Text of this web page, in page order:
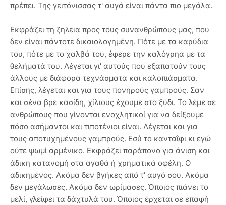
πρέπει. Της γειτόνισσας τ' αυγά είναι πάντα πιο μεγάλα.
Εκφράζει τη ζηλεια προς τους συνανθρώπους μας, που
δεν είναι πάντοτε δικαιολογημένη. Πότε με τα καρύδια
του, πότε με το χαλβά του, έφερε την καλόγρηα με τα
θελήματά του. Λέγεται γι' αυτούς που εξαπατούν τους
άλλους με διάφορα τεχνάσματα και καλοπιάσματα.
Επίσης, λέγεται και για τους πονηρούς γαμπρούς. Σαν
και σένα βρε κασίδη, χίλιους έχουμε στο ξύδι. Το λέμε σε
ανθρώπους που γίνονται ενοχλητικοί για να δείξουμε
πόσο ασήμαντοι και τιποτένιοι είναι. Λέγεται και για
τους αποτυχημένους γαμπρούς. Εσύ το κανταΐφι κι εγώ
ούτε ψωμί αρμένικο. Εκφράζει παράπονο για άνιση και
άδικη κατανομή στα αγαθά ή χρηματικά οφέλη. Ο
αδικημένος. Ακόμα δεν βγήκες από τ' αυγό σου. Ακόμα
δεν μεγάλωσες. Ακόμα δεν ωρίμασες. Όποιος πιάνει το
μελί, γλείφει τα δάχτυλά του. Όποιος έρχεται σε επαφή